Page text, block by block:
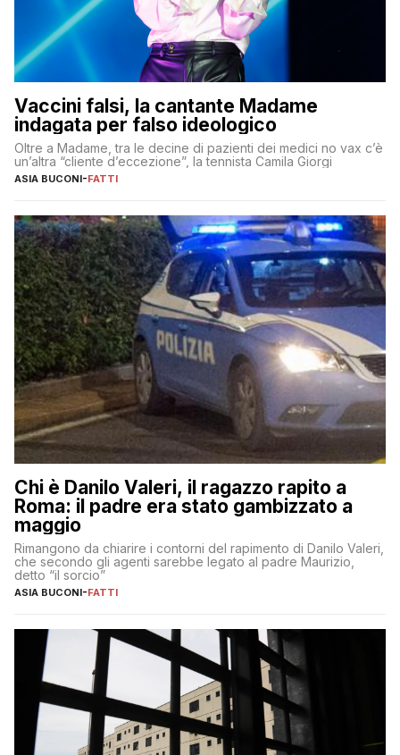
Vaccini falsi, la cantante Madame
indagata per falso ideologico
Oltre a Madame, tra le decine di pazienti dei medici no vax c’è
un’altra “cliente d’eccezione”, la tennista Camila Giorgi
ASIA BUCONI-FATTI
Chi è Danilo Valeri, il ragazzo rapito a
Roma: il padre era stato gambizzato a
maggio
Rimangono da chiarire i contorni del rapimento di Danilo Valeri,
che secondo gli agenti sarebbe legato al padre Maurizio,
detto “il sorcio”
ASIA BUCONI-FATTI